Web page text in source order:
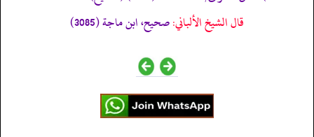
قال الشيخ الألباني:صحيح، ابن ماجة (3085)